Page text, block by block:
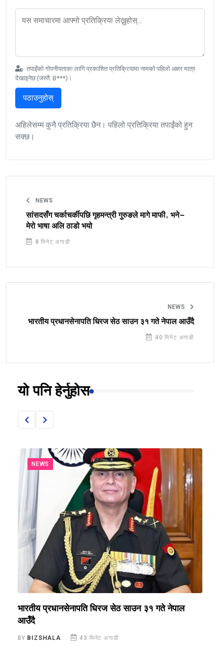
तपाईंको गोपनीयताका लागि प्रकाशित प्रतिक्रियामा नामको पहिलो अक्षर मात्र
देखाइनेछ (जस्तै: B***)।
पठाउनुहोस्
अहिलेसम्म कुनै प्रतिक्रिया छैन। पहिलो प्रतिक्रिया तपाईंको हुन
सक्छ।
NEWS
सांसदसँग चर्काचर्कीपछि गृहमन्त्री गुरुङले मागे माफी, भने–
मेरो भाषा अलि ठाडो भयो
8 मिनेट अगाडी
NEWS
भारतीय प्रधानसेनापति धिरज सेठ साउन ३१ गते नेपाल आउँदै
40 मिनेट अगाडी
यो पनि हेर्नुहोस
NEWS
भारतीय प्रधानसेनापति धिरज सेठ साउन ३१ गते नेपाल
आउँदै
BY BIZSHALA 43 मिनेट अगाडी